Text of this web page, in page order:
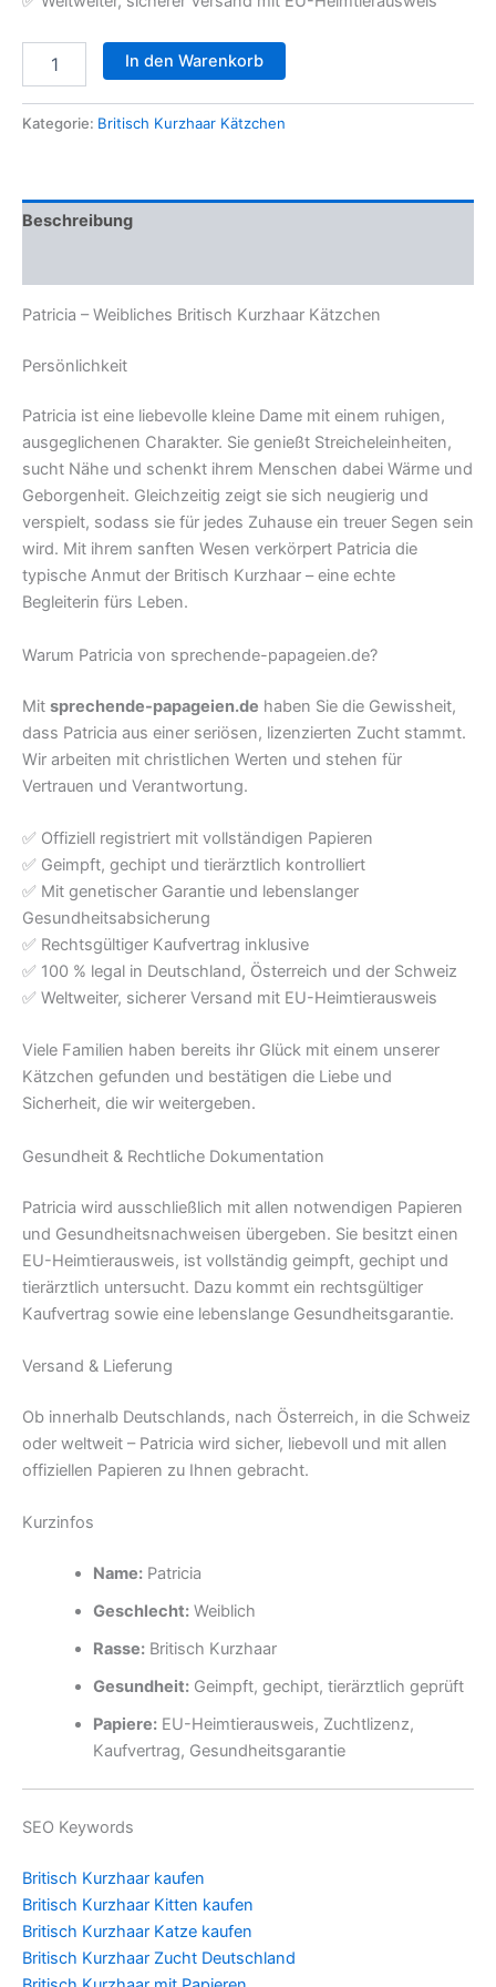
Britisch
In den Warenkorb
Kategorie: Britisch Kurzhaar Kätzchen
Beschreibung
Patricia – Weibliches Britisch Kurzhaar Kätzchen
Persönlichkeit
Patricia ist eine liebevolle kleine Dame mit einem ruhigen,
ausgeglichenen Charakter. Sie genießt Streicheleinheiten,
sucht Nähe und schenkt ihrem Menschen dabei Wärme und
Geborgenheit. Gleichzeitig zeigt sie sich neugierig und
verspielt, sodass sie für jedes Zuhause ein treuer Segen sein
wird. Mit ihrem sanften Wesen verkörpert Patricia die
typische Anmut der Britisch Kurzhaar – eine echte
Begleiterin fürs Leben.
Warum Patricia von sprechende-papageien.de?
Mit sprechende-papageien.de haben Sie die Gewissheit,
dass Patricia aus einer seriösen, lizenzierten Zucht stammt.
Wir arbeiten mit christlichen Werten und stehen für
Vertrauen und Verantwortung.
✅ Offiziell registriert mit vollständigen Papieren
✅ Geimpft, gechipt und tierärztlich kontrolliert
✅ Mit genetischer Garantie und lebenslanger
Gesundheitsabsicherung
✅ Rechtsgültiger Kaufvertrag inklusive
✅ 100 % legal in Deutschland, Österreich und der Schweiz
✅ Weltweiter, sicherer Versand mit EU-Heimtierausweis
Viele Familien haben bereits ihr Glück mit einem unserer
Kätzchen gefunden und bestätigen die Liebe und
Sicherheit, die wir weitergeben.
Gesundheit & Rechtliche Dokumentation
Patricia wird ausschließlich mit allen notwendigen Papieren
und Gesundheitsnachweisen übergeben. Sie besitzt einen
EU-Heimtierausweis, ist vollständig geimpft, gechipt und
tierärztlich untersucht. Dazu kommt ein rechtsgültiger
Kaufvertrag sowie eine lebenslange Gesundheitsgarantie.
Versand & Lieferung
Ob innerhalb Deutschlands, nach Österreich, in die Schweiz
oder weltweit – Patricia wird sicher, liebevoll und mit allen
offiziellen Papieren zu Ihnen gebracht.
Kurzinfos
Name:Patricia
Geschlecht:Weiblich
Rasse:Britisch Kurzhaar
Gesundheit:Geimpft, gechipt, tierärztlich geprüft
Papiere:EU-Heimtierausweis, Zuchtlizenz,
Kaufvertrag, Gesundheitsgarantie
SEO Keywords
Britisch Kurzhaar kaufen
Britisch Kurzhaar Kitten kaufen
Britisch Kurzhaar Katze kaufen
Britisch Kurzhaar Zucht Deutschland